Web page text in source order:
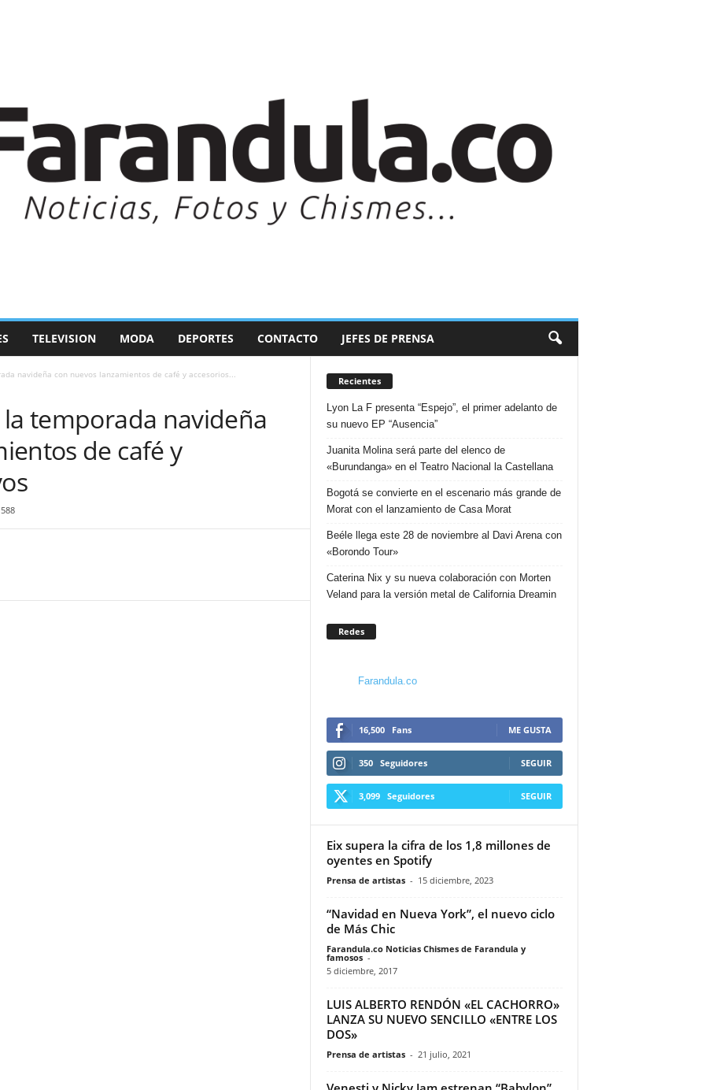
TELEVISION MODA DEPORTES CONTACTO JEFES DE PRENSA
navideña con nuevos lanzamientos de café y accesorios...
temporada navideña
de café y
588
Recientes
Lyon La F presenta “Espejo”, el primer adelanto de
su nuevo EP “Ausencia”
Juanita Molina será parte del elenco de
«Burundanga» en el Teatro Nacional la Castellana
Bogotá se convierte en el escenario más grande de
Morat con el lanzamiento de Casa Morat
Beéle llega este 28 de noviembre al Davi Arena con
«Borondo Tour»
Caterina Nix y su nueva colaboración con Morten
Veland para la versión metal de California Dreamin
Redes
Farandula.co
16,500 Fans ME GUSTA
350 Seguidores SEGUIR
3,099 Seguidores SEGUIR
Eix supera la cifra de los 1,8 millones de
oyentes en Spotify
Prensa de artistas - 15 diciembre, 2023
“Navidad en Nueva York”, el nuevo ciclo
de Más Chic
Farandula.co Noticias Chismes de Farandula y
famosos -
5 diciembre, 2017
LUIS ALBERTO RENDÓN «EL CACHORRO»
LANZA SU NUEVO SENCILLO «ENTRE LOS
DOS»
Prensa de artistas - 21 julio, 2021